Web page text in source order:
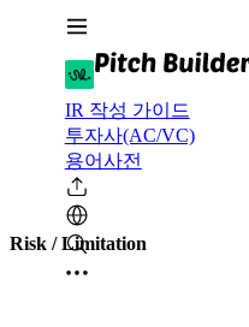
IR 작성 가이드
투자사(AC/VC)
용어사전
Risk / Limitation